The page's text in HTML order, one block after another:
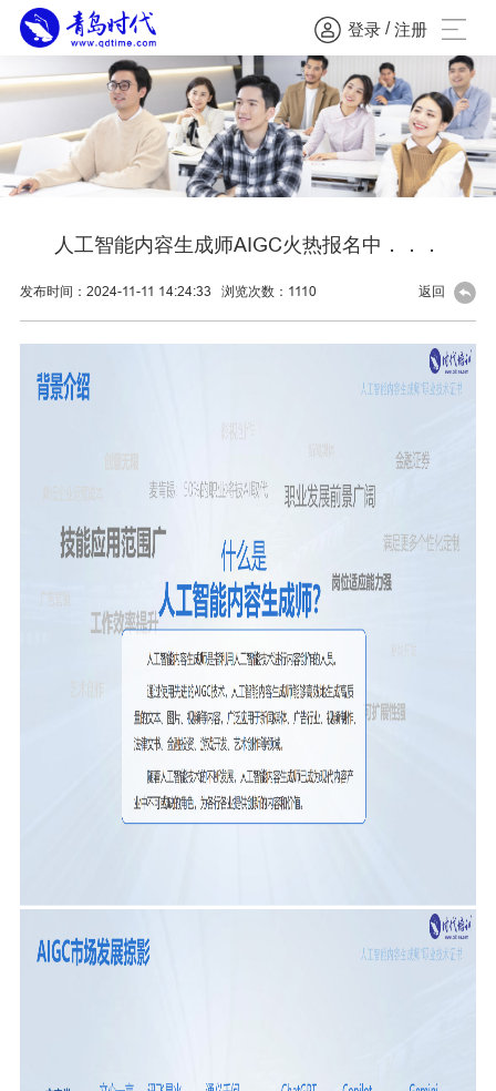
登录 / 注册
人工智能内容生成师AIGC火热报名中．．．
发布时间：2024-11-11 14:24:33 浏览次数： 1110 返回